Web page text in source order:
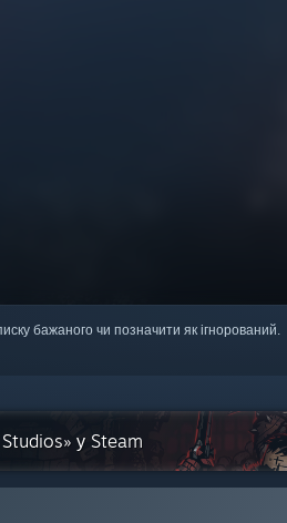
бажаного чи позначити як ігнорований.
у Steam